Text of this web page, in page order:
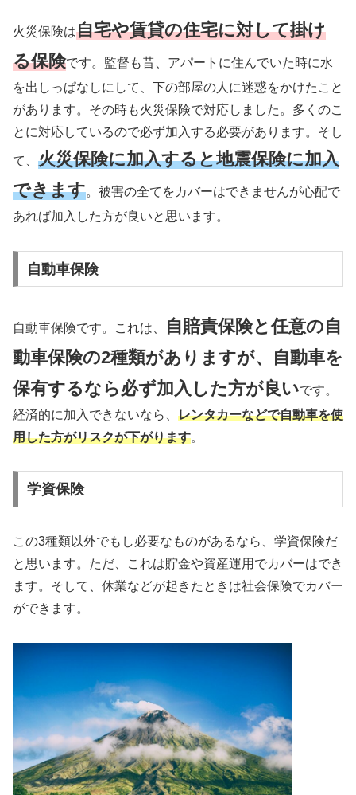
火災保険は自宅や賃貸の住宅に対して掛け
る保険です。監督も昔、アパートに住んでいた時に水
を出しっぱなしにして、下の部屋の人に迷惑をかけたこと
があります。その時も火災保険で対応しました。多くのこ
とに対応しているので必ず加入する必要があります。そし
て、 火災保険に加入すると地震保険に加入
できます。被害の全てをカバーはできませんが心配で
あれば加入した方が良いと思います。
自動車保険
自動車保険です。これは、
自賠責保険と任意の自
動車保険の2種類がありますが、自動車を
保有するなら必ず加入した方が良いです。
経済的に加入できないなら、 レンタカーなどで自動車を使
用した方がリスクが下がります。
学資保険
この3種類以外でもし必要なものがあるなら、学資保険だ
と思います。ただ、これは貯金や資産運用でカバーはでき
ます。そして、休業などが起きたときは社会保険でカバー
ができます。